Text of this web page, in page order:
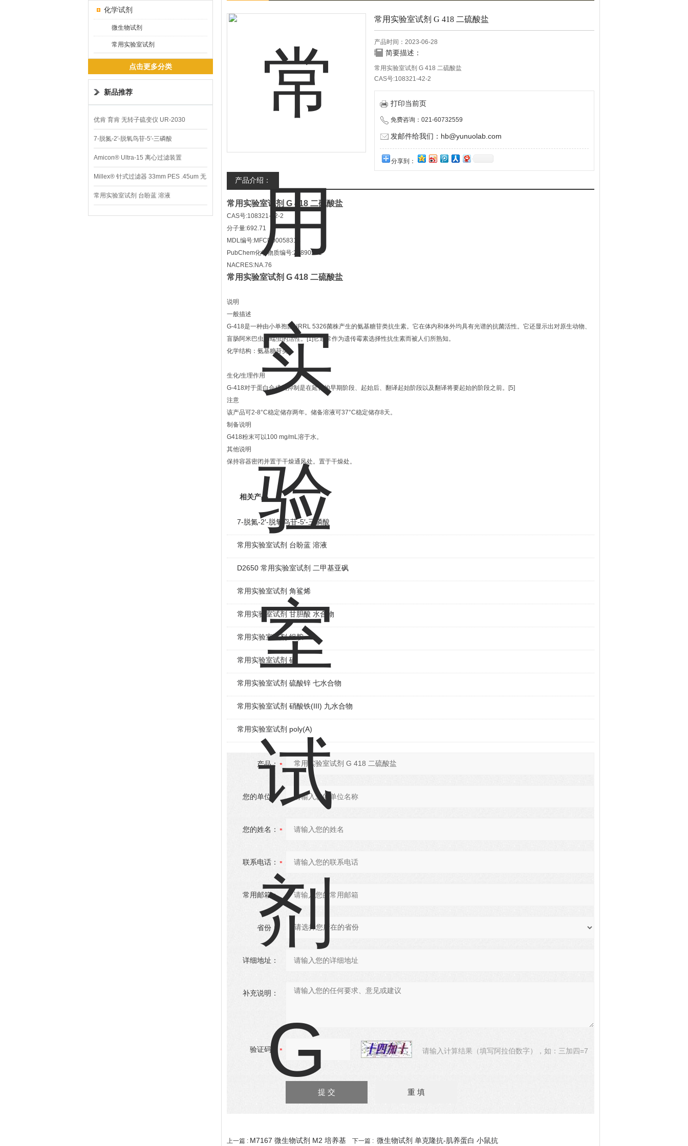
化学试剂
微生物试剂
常用实验室试剂
点击更多分类
新品推荐
优肯 育肯 无转子硫变仪 UR-2030
7-脱氮-2′-脱氧鸟苷-5′-三磷酸
Amicon® Ultra-15 离心过滤装置
Millex® 针式过滤器 33mm PES .45um 无
菌
常用实验室试剂 台盼蓝 溶液
常用实验室试剂 G 418 二硫酸盐
产品时间：2023-06-28
简要描述：
常用实验室试剂 G 418 二硫酸盐
CAS号:108321-42-2
分子量:692.71
MDL编号:MFCD00058314
NACRES:NA.76
打印当前页
免费咨询：021-60732559
发邮件给我们：hb@yunuolab.com
分享到：
产品介绍：
常用实验室试剂 G 418 二硫酸盐
CAS号:108321-42-2
分子量:692.71
MDL编号:MFCD00058314
PubChem化学物质编号:24890581
NACRES:NA.76
常用实验室试剂 G 418 二硫酸盐
说明
一般描述
G-418是一种由小单孢菌NRRL 5326菌株产生的氨基糖苷类抗生素。它在体内和体外均具有光谱的抗菌活性。它还显示出对原生动物、
盲肠阿米巴虫和蠕虫的活性。[1]它通常作为遗传霉素选择性抗生素而被人们所熟知。
化学结构：氨基糖苷类
生化/生理作用
G-418对于蛋白合成的抑制是在延伸的早期阶段、起始后、翻译起始阶段以及翻译将要起始的阶段之前。[5]
注意
该产品可2-8°C稳定储存两年。储备溶液可37°C稳定储存8天。
制备说明
G418粉末可以100 mg/mL溶于水。
其他说明
保持容器密闭并置于干燥通风处。置于干燥处。
相关产品
7-脱氮-2′-脱氧鸟苷-5′-三磷酸
常用实验室试剂 台盼蓝 溶液
D2650 常用实验室试剂 二甲基亚砜
常用实验室试剂 角鲨烯
常用实验室试剂 甘胆酸 水合物
常用实验室试剂 组胺
常用实验室试剂 硒
常用实验室试剂 硫酸锌 七水合物
常用实验室试剂 硝酸铁(III) 九水合物
常用实验室试剂 poly(A)
产品：
您的单位：
您的姓名：
联系电话：
常用邮箱：
省份：
详细地址：
补充说明：
验证码： 请输入计算结果（填写阿拉伯数字），如：三加四=7
上一篇 : M7167 微生物试剂 M2 培养基 下一篇 : 微生物试剂 单克隆抗-肌养蛋白 小鼠抗